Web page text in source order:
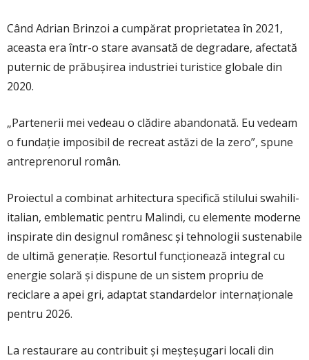
Când Adrian Brinzoi a cumpărat proprietatea în 2021,
aceasta era într-o stare avansată de degradare, afectată
puternic de prăbușirea industriei turistice globale din
2020.
„Partenerii mei vedeau o clădire abandonată. Eu vedeam
o fundație imposibil de recreat astăzi de la zero”, spune
antreprenorul român.
Proiectul a combinat arhitectura specifică stilului swahili-
italian, emblematic pentru Malindi, cu elemente moderne
inspirate din designul românesc și tehnologii sustenabile
de ultimă generație. Resortul funcționează integral cu
energie solară și dispune de un sistem propriu de
reciclare a apei gri, adaptat standardelor internaționale
pentru 2026.
La restaurare au contribuit și meșteșugari locali din